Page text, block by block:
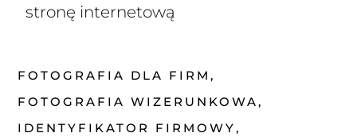
stronę internetową
FOTOGRAFIA DLA FIRM
FOTOGRAFIA WIZERUNKOWA
IDENTYFIKATOR FIRMOWY